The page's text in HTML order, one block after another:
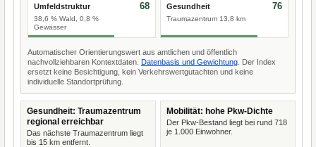
Umfeldstruktur
38,6 % Wald, 0,8 %
Gewässer
68 Gesundheit
Traumazentrum 13,8 km
76
Automatischer Orientierungswert aus amtlichen und öffentlich
nachvollziehbaren Kontextdaten. Datenbasis und Gewichtung . Der Index
ersetzt keine Besichtigung, kein Verkehrswertgutachten und keine
individuelle Standortprüfung.
Gesundheit: Traumazentrum
regional erreichbar
Das nächste Traumazentrum liegt
bis 15 km entfernt.
Mobilität: hohe Pkw-Dichte
Der Pkw-Bestand liegt bei rund 718
je 1.000 Einwohner.